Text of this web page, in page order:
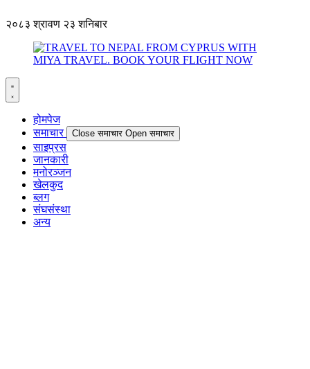
२०८३ श्रावण २३ शनिबार
होमपेज
समाचार
Close समाचार Open समाचार
साइप्रस
जानकारी
मनोरञ्जन
खेलकुद
ब्लग
संघसंस्था
अन्य